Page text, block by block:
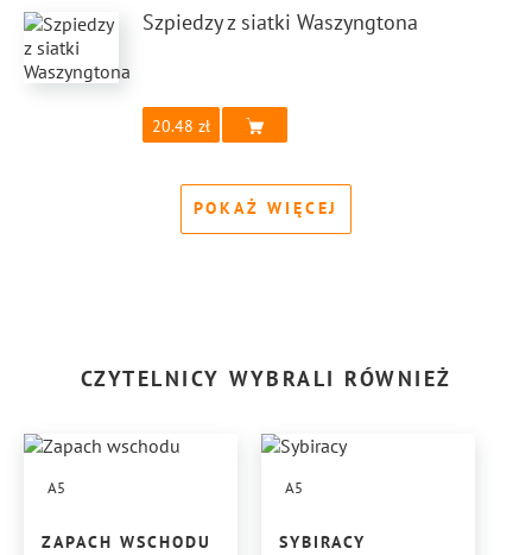
Szpiedzy z siatki Waszyngtona
20.48
POKAŻ WIĘCEJ
CZYTELNICY WYBRALI RÓWNIEŻ
A5
ZAPACH WSCHODU
A5
SYBIRACY